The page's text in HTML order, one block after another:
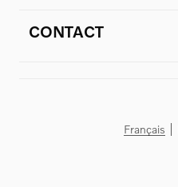
CONTACT
Français